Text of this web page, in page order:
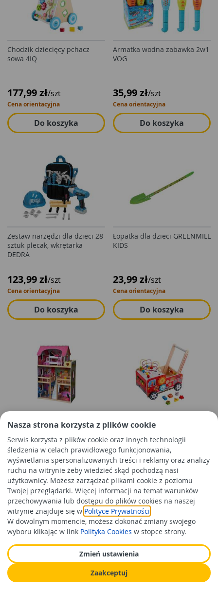
Nasza strona korzysta z plików cookie
Serwis korzysta z plików cookie oraz innych technologii
śledzenia w celach prawidłowego funkcjonowania,
wyświetlania spersonalizowanych treści i reklamy oraz analizy
ruchu na witrynie żeby wiedzieć skąd pochodzą nasi
użytkownicy. Możesz zarządzać plikami cookie z poziomu
Twojej przeglądarki. Więcej informacji na temat warunków
przechowywania lub dostępu do plików cookies na naszej
witrynie znajduje się w Polityce Prywatności
W dowolnym momencie, możesz dokonać zmiany swojego
wyboru klikając w link Polityka Cookies w stopce strony.
Zmień ustawienia
Zaakceptuj
Chodzik dziecięcy pchacz
sowa 4IQ
177,99 zł/szt
Cena orientacyjna
Do koszyka
Armatka wodna zabawka 2w1
VOG
35,99 zł/szt
Cena orientacyjna
Do koszyka
Zestaw narzędzi dla dzieci 28
sztuk plecak, wkrętarka
DEDRA
123,99 zł/szt
Cena orientacyjna
Do koszyka
Łopatka dla dzieci GREENMILL
KIDS
23,99 zł/szt
Cena orientacyjna
Do koszyka
Domek dla lalek Lena 4IQ
303,00 zł/szt
Cena orientacyjna
Do koszyka
Chodzik dziecięcy pchacz wóz
165,00 zł/szt
Cena orientacyjna
Do koszyka